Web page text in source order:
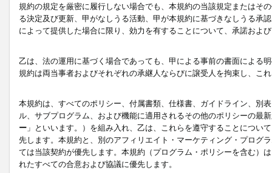
規約の規定を厳密に履行しない場合でも、本規約の当該規定またはそ
る決定及び更新、甲がなしうる活動、甲が本規約に基づきなしうる承
によって提供した場合に限り、効力を有することについて、承諾およ
乙は、法の運用に基づく場合であっても、甲による事前の書面による
規約は両当事者およびそれぞれの承継人ならびに譲受人を拘束し、こ
本規約は、すべてのポリシー、付属書類、仕様書、ガイドライン、別
ル、サブプログラム、および機能に適用されるその他のポリシーの最
ー 」といいます。）を組み入れ、乙は、これらを遵守することにつ
先します。本規約と、別のアフィリエイト・マーケティング・プログ
ては当該契約が優先します。本規約（プログラム・ポリシーを含む）
れたすべての合意および協議に優先します。